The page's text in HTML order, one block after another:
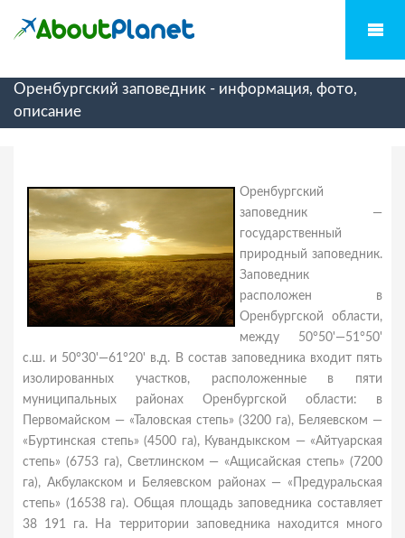
Оренбургский заповедник - информация, фото,
описание
Оренбургский
заповедник —
государственный
природный заповедник.
Заповедник
расположен в
Оренбургской области,
между 50°50'—51°50'
с.ш. и 50°30'—61°20' в.д. В состав заповедника входит пять
изолированных участков, расположенные в пяти
муниципальных районах Оренбургской области: в
Первомайском — «Таловская степь» (3200 га), Беляевском —
«Буртинская степь» (4500 га), Кувандыкском — «Айтуарская
степь» (6753 га), Светлинском — «Ащисайская степь» (7200
га), Акбулакском и Беляевском районах — «Предуральская
степь» (16538 га). Общая площадь заповедника составляет
38 191 га. На территории заповедника находится много